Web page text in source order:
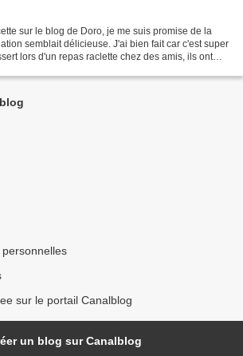
sur le blog de Doro, je me suis promise de la
semblait délicieuse. J'ai bien fait car c'est super
lors d'un repas raclette chez des amis, ils ont
sur le portail Canalblog
un blog sur Canalblog